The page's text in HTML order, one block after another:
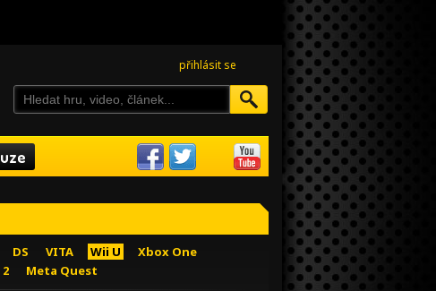
přihlásit se
DS VITA Wii U
Xbox One
Meta Quest